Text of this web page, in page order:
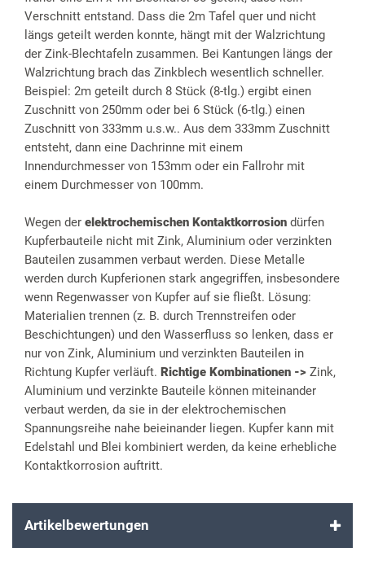
Verschnitt entstand. Dass die 2m Tafel quer und nicht
längs geteilt werden konnte, hängt mit der Walzrichtung
der Zink-Blechtafeln zusammen. Bei Kantungen längs der
Walzrichtung brach das Zinkblech wesentlich schneller.
Beispiel: 2m geteilt durch 8 Stück (8-tlg.) ergibt einen
Zuschnitt von 250mm oder bei 6 Stück (6-tlg.) einen
Zuschnitt von 333mm u.s.w.. Aus dem 333mm Zuschnitt
entsteht, dann eine Dachrinne mit einem
Innendurchmesser von 153mm oder ein Fallrohr mit
einem Durchmesser von 100mm.
Wegen der elektrochemischen Kontaktkorrosion dürfen
Kupferbauteile nicht mit Zink, Aluminium oder verzinkten
Bauteilen zusammen verbaut werden. Diese Metalle
werden durch Kupferionen stark angegriffen, insbesondere
wenn Regenwasser von Kupfer auf sie fließt. Lösung:
Materialien trennen (z. B. durch Trennstreifen oder
Beschichtungen) und den Wasserfluss so lenken, dass er
nur von Zink, Aluminium und verzinkten Bauteilen in
Richtung Kupfer verläuft. Richtige Kombinationen -> Zink,
Aluminium und verzinkte Bauteile können miteinander
verbaut werden, da sie in der elektrochemischen
Spannungsreihe nahe beieinander liegen. Kupfer kann mit
Edelstahl und Blei kombiniert werden, da keine erhebliche
Kontaktkorrosion auftritt.
Artikelbewertungen